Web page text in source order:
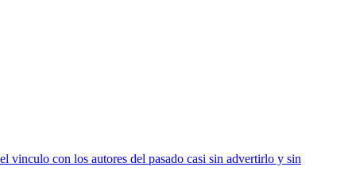
vinculo con los autores del pasado casi sin advertirlo y sin